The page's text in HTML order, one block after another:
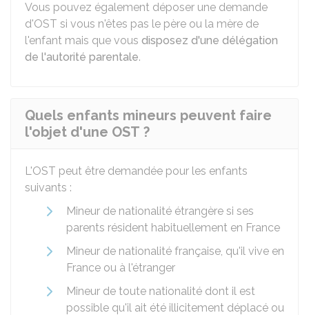
Vous pouvez également déposer une demande
d'OST si vous n'êtes pas le père ou la mère de
l'enfant mais que vous disposez d'une délégation
de l'autorité parentale.
Quels enfants mineurs peuvent faire
l'objet d'une OST ?
L'OST peut être demandée pour les enfants
suivants :
Mineur de nationalité étrangère si ses
parents résident habituellement en France
Mineur de nationalité française, qu'il vive en
France ou à l'étranger
Mineur de toute nationalité dont il est
possible qu'il ait été illicitement déplacé ou